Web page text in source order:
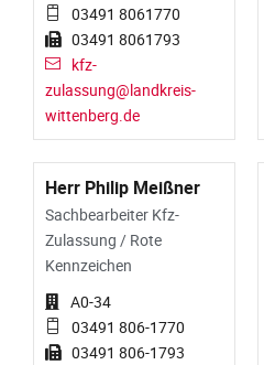
03491 8061770
03491 8061793
kfz-
zulassung@landkreis-
wittenberg.de
Herr Philip Meißner
Sachbearbeiter Kfz-
Zulassung / Rote
Kennzeichen
A0-34
03491 806-1770
03491 806-1793